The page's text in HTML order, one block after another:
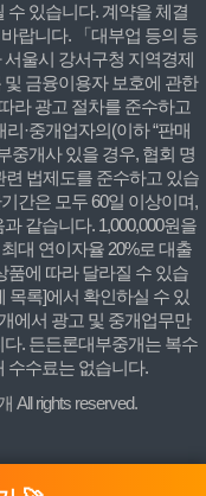
수 있습니다. 계약을 체결
랍니다. 「대부업 등의 등
울시 강서구청 지역경제
금융이용자 보호에 관한
라 광고 절차를 준수하고
·중개업자의(이하 “판매
중개사 있을 경우, 협회 명
련 법제도를 준수하고 있습
간은 모두 60일 이상이며,
같습니다. 1,000,000원을
대 연이자율 20%로 대출
품에 따라 달라질 수 있습
목록]에서 확인하실 수 있
에서 광고 및 중개업무만
. 든든론대부중개는 복수
수수료는 없습니다.
All rights reserved.